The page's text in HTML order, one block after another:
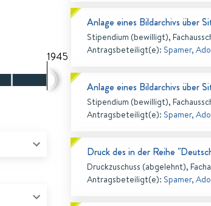
1945
Anlage eines Bildarchivs über
Stipendium (bewilligt),
Antragsbeteiligt(e): Spamer,
Anlage eines Bildarchivs über
Stipendium (bewilligt),
Antragsbeteiligt(e): Spamer,
Druck des in der Reihe
Druckzuschuss (abgelehnt),
Antragsbeteiligt(e): Spamer,